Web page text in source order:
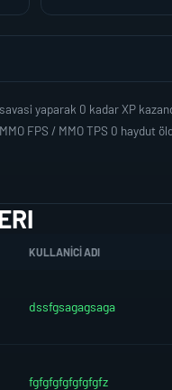
yaparak 0 kadar XP
FPS / MMO TPS 0
KULLANICI ADI
dssfgsagagsaga
fgfgfgfgfgfgfgfz